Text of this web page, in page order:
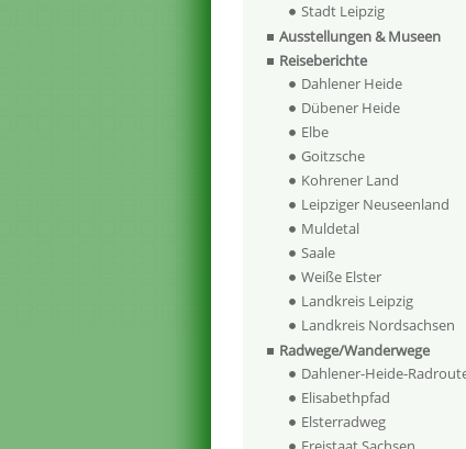
Stadt Leipzig
Ausstellungen & Museen
Reiseberichte
Dahlener Heide
Dübener Heide
Elbe
Goitzsche
Kohrener Land
Leipziger Neuseenland
Muldetal
Saale
Weiße Elster
Landkreis Leipzig
Landkreis Nordsachsen
Radwege/Wanderwege
Dahlener-Heide-
Elisabethpfad
Elsterradweg